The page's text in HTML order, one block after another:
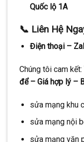
Quốc lộ 1A
📞 Liên Hệ
Điện thoại –
Chúng tôi cam kết:
để – Giá hợp lý –
sửa mạng khu
sửa mạng nội
sửa mạng văn